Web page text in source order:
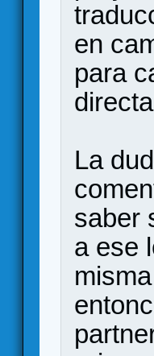
en
para
La
saber
a ese